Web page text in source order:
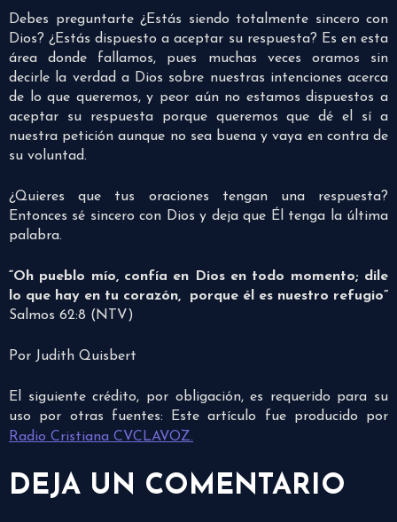
Debes preguntarte ¿Estás siendo totalmente sincero con
Dios? ¿Estás dispuesto a aceptar su respuesta? Es en esta
área donde fallamos, pues muchas veces oramos sin
decirle la verdad a Dios sobre nuestras intenciones acerca
de lo que queremos, y peor aún no estamos dispuestos a
aceptar su respuesta porque queremos que dé el sí a
nuestra petición aunque no sea buena y vaya en contra de
su voluntad.
¿Quieres que tus oraciones tengan una respuesta?
Entonces sé sincero con Dios y deja que Él tenga la última
palabra.
“Oh pueblo mío, confía en Dios en todo momento; dile
lo que hay en tu corazón, porque él es nuestro refugio”
Salmos 62:8 (NTV)
Por Judith Quisbert
El siguiente crédito, por obligación, es requerido para su
uso por otras fuentes: Este artículo fue producido por
Radio Cristiana CVCLAVOZ.
DEJA UN COMENTARIO